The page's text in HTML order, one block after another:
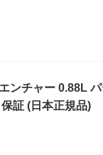
ンチャー 0.88L
証 (日本正規品)